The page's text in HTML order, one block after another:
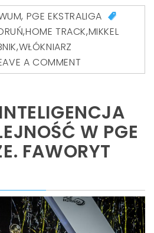
, PGE EKSTRALIGA
,HOME TRACK,MIKKEL
,WŁÓKNIARZ
A COMMENT
W PGE
FAWORYT